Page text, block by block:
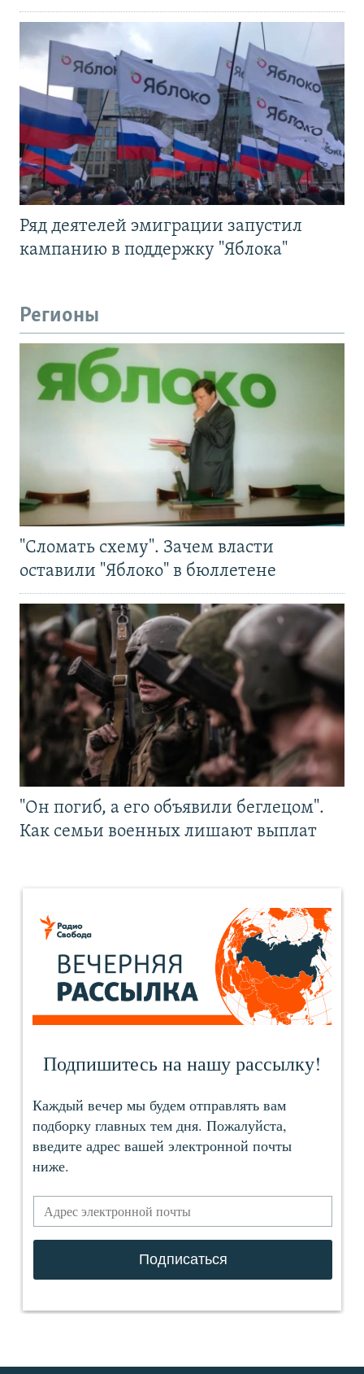
Ряд деятелей эмиграции запустил
кампанию в поддержку "Яблока"
Регионы
"Сломать схему". Зачем власти
оставили "Яблоко" в бюллетене
"Он погиб, а его объявили беглецом".
Как семьи военных лишают выплат